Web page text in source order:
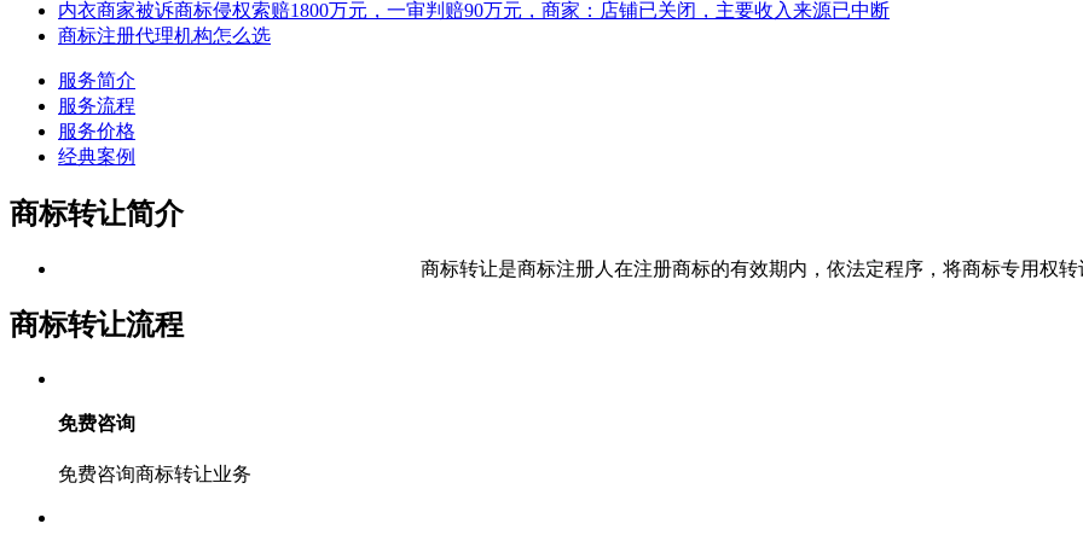
内衣商家被诉商标侵权索赔1800万元，一审判赔90万元，商家：店铺已关闭，主要收入来源已中断
商标注册代理机构怎么选
服务简介
服务流程
服务价格
经典案例
商标转让简介
商标转让是商标注册人在注册商标的有效期内，依法定程序，将商标专用权转
商标转让流程
免费咨询
免费咨询商标转让业务